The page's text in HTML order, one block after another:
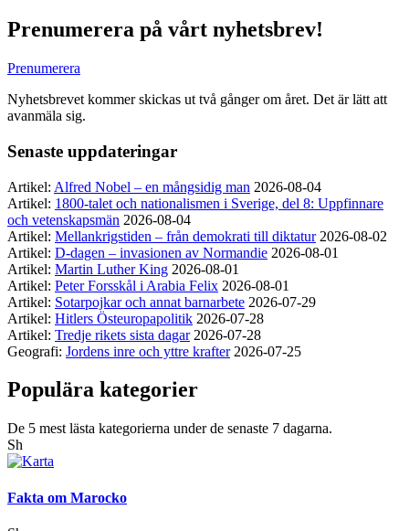
Prenumerera på vårt nyhetsbrev!
Prenumerera
Nyhetsbrevet kommer skickas ut två gånger om året. Det är lätt att
avanmäla sig.
Senaste uppdateringar
Artikel: Alfred Nobel – en mångsidig man 2026-08-04
Artikel: 1800-talet och nationalismen i Sverige, del 8: Uppfinnare
och vetenskapsmän 2026-08-04
Artikel: Mellankrigstiden – från demokrati till diktatur 2026-08-02
Artikel: D-dagen – invasionen av Normandie 2026-08-01
Artikel: Martin Luther King 2026-08-01
Artikel: Peter Forsskål i Arabia Felix 2026-08-01
Artikel: Sotarpojkar och annat barnarbete 2026-07-29
Artikel: Hitlers Östeuropapolitik 2026-07-28
Artikel: Tredje rikets sista dagar 2026-07-28
Geografi: Jordens inre och yttre krafter 2026-07-25
Populära kategorier
De 5 mest lästa kategorierna under de senaste 7 dagarna.
Sh
Fakta om Marocko